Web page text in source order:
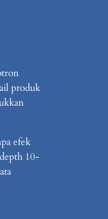
produk
efek
10-